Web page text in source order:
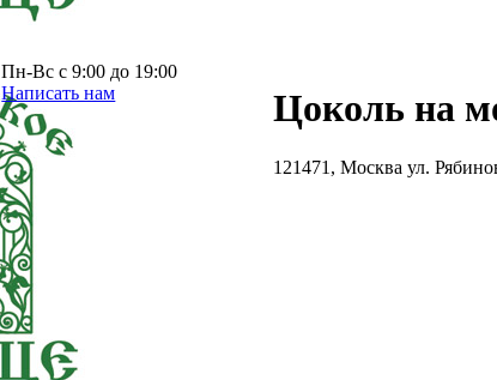
Пн-Вс с 9:00 до 19:00
Написать нам
Цоколь на
121471, Москва ул.